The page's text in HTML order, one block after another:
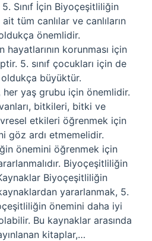
Sınıf İçin Biyoçeşitliliğin
tüm canlılar ve canlıların
önemlidir.
hayatlarının korunması için
5. sınıf çocukları için de
büyüktür.
yaş grubu için önemlidir.
bitkileri, bitki ve
etkileri öğrenmek için
göz ardı etmemelidir.
önemini öğrenmek için
Biyoçeşitliliğin
Biyoçeşitliliğin
yararlanmak, 5.
önemini daha iyi
Bu kaynaklar arasında
kitaplar,…